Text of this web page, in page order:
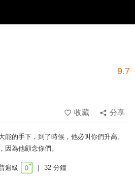
9.7
收藏
分享
能的手下，到了時候，他必叫你們升高。
因為他顧念你們。
遍級 32 分鐘